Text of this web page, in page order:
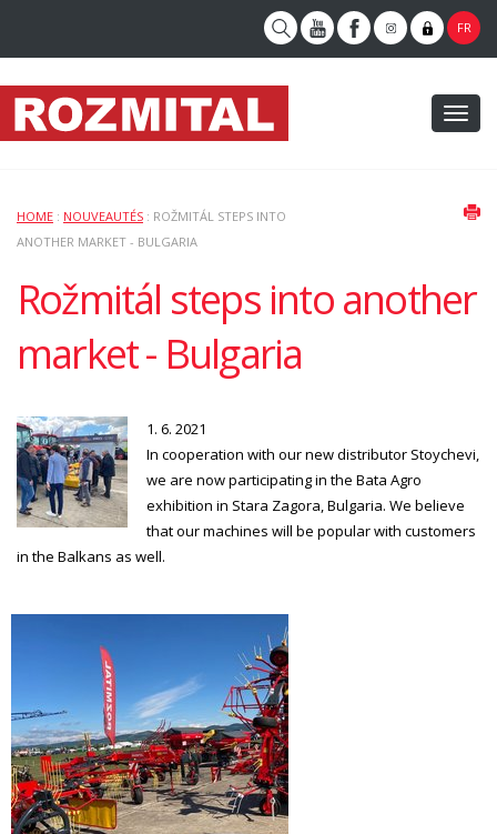
FR
HOME : NOUVEAUTÉS : ROŽMITÁL STEPS INTO
ANOTHER MARKET - BULGARIA
Rožmitál steps into another
market - Bulgaria
1. 6. 2021
In cooperation with our new distributor Stoychevi,
we are now participating in the Bata Agro
exhibition in Stara Zagora, Bulgaria. We believe
that our machines will be popular with customers
in the Balkans as well.